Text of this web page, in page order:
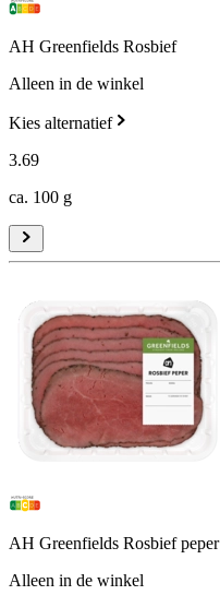
AH Greenfields Rosbief
Alleen in de winkel
Kies alternatief
3.69
ca. 100 g
AH Greenfields Rosbief peper
Alleen in de winkel